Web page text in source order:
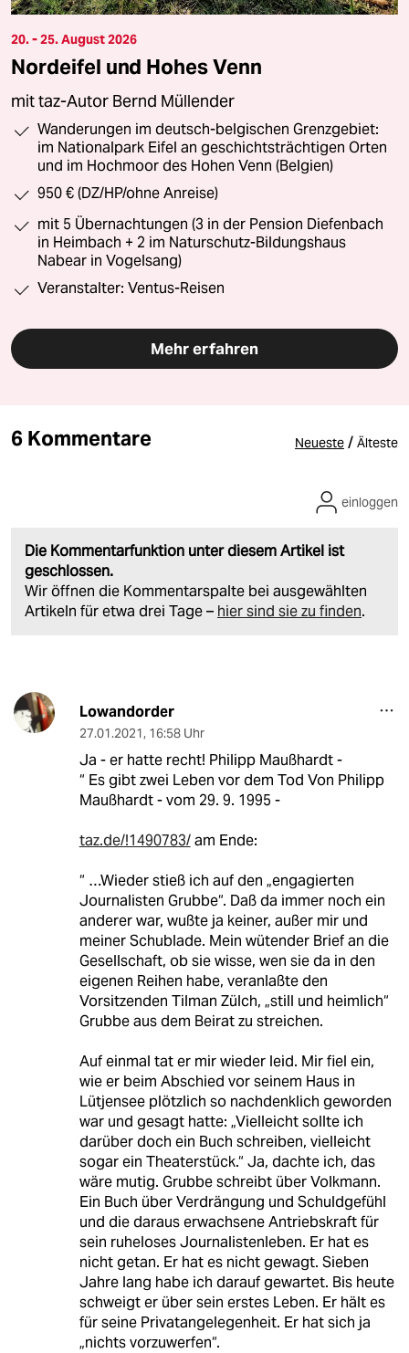
20. - 25. August 2026
Nordeifel und Hohes Venn
mit taz-Autor Bernd Müllender
Wanderungen im deutsch-belgischen Grenzgebiet:
im Nationalpark Eifel an geschichtsträchtigen Orten
und im Hochmoor des Hohen Venn (Belgien)
950 € (DZ/HP/ohne Anreise)
mit 5 Übernachtungen (3 in der Pension Diefenbach
in Heimbach + 2 im Naturschutz-Bildungshaus
Nabear in Vogelsang)
Veranstalter: Ventus-Reisen
Mehr erfahren
6 Kommentare Neueste / Älteste
Die Kommentarfunktion unter diesem Artikel ist
geschlossen.
Wir öffnen die Kommentarspalte bei ausgewählten
Artikeln für etwa drei Tage – hier sind sie zu finden.
einloggen
Lowandorder
27.01.2021, 16:58 Uhr
Ja - er hatte recht! Philipp Maußhardt -
“ Es gibt zwei Leben vor dem Tod Von Philipp
Maußhardt - vom 29. 9. 1995 -
taz.de/!1490783/am Ende:
“ …Wieder stieß ich auf den „engagierten
Journalisten Grubbe“. Daß da immer noch ein
anderer war, wußte ja keiner, außer mir und
meiner Schublade. Mein wütender Brief an die
Gesellschaft, ob sie wisse, wen sie da in den
eigenen Reihen habe, veranlaßte den
Vorsitzenden Tilman Zülch, „still und heimlich“
Grubbe aus dem Beirat zu streichen.
Auf einmal tat er mir wieder leid. Mir fiel ein,
wie er beim Abschied vor seinem Haus in
Lütjensee plötzlich so nachdenklich geworden
war und gesagt hatte: „Vielleicht sollte ich
darüber doch ein Buch schreiben, vielleicht
sogar ein Theaterstück.“ Ja, dachte ich, das
wäre mutig. Grubbe schreibt über Volkmann.
Ein Buch über Verdrängung und Schuldgefühl
und die daraus erwachsene Antriebskraft für
sein ruheloses Journalistenleben. Er hat es
nicht getan. Er hat es nicht gewagt. Sieben
Jahre lang habe ich darauf gewartet. Bis heute
schweigt er über sein erstes Leben. Er hält es
für seine Privatangelegenheit. Er hat sich ja
„nichts vorzuwerfen“.